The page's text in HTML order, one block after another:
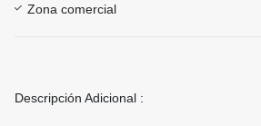
Zona comercial
Descripción Adicional :